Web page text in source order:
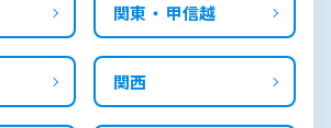
関東・甲信越
関西